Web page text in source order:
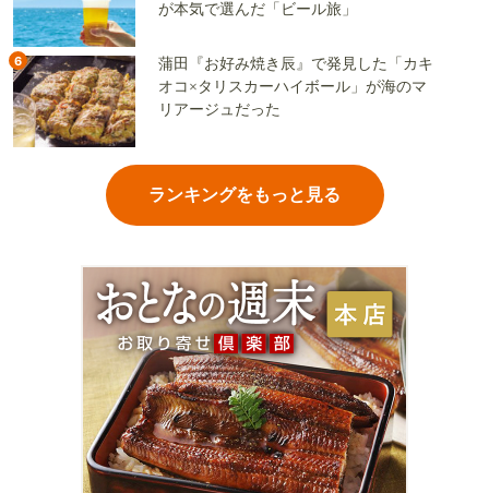
が本気で選んだ「ビール旅」
6
蒲田『お好み焼き辰』で発見した「カキ
オコ×タリスカーハイボール」が海のマ
リアージュだった
ランキングをもっと見る